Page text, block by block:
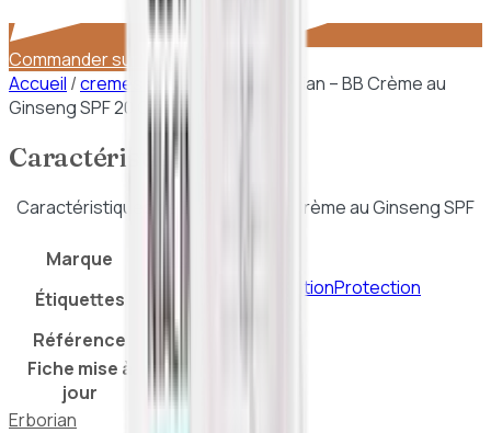
Commander sur WhatsApp
Accueil /cremes hydratantes
Erborian – BB Crème au
Ginseng SPF 20 Clair 15ml
Caractéristiques
Caractéristiques de
Erborian – BB Crème au Ginseng SPF
Marque
Étiquettes
HydratationProtection
Référence
8809255786286
Fiche mise à
jour
21 juillet 2026
Erborian